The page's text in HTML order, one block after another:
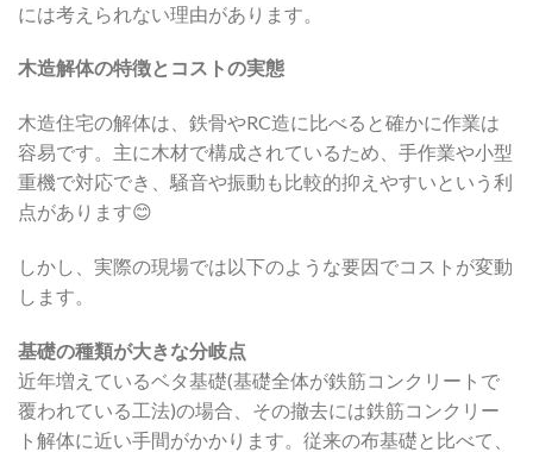
には考えられない理由があります。
木造解体の特徴とコストの実態
木造住宅の解体は、鉄骨やRC造に比べると確かに作業は
容易です。主に木材で構成されているため、手作業や小型
重機で対応でき、騒音や振動も比較的抑えやすいという利
点があります😊
しかし、実際の現場では以下のような要因でコストが変動
します。
基礎の種類が大きな分岐点
近年増えているベタ基礎(基礎全体が鉄筋コンクリートで
覆われている工法)の場合、その撤去には鉄筋コンクリー
ト解体に近い手間がかかります。従来の布基礎と比べて、